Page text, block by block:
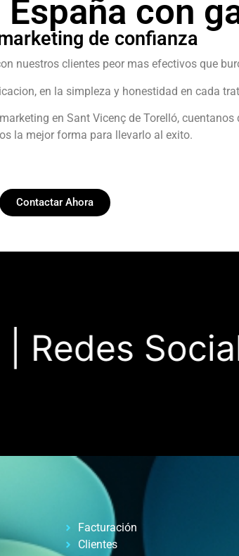
con
de confianza
nuestros clientes peor mas efectivos que
en la simpleza y honestidad en cada
en Sant Vicenç de Torelló, cuentanos
la mejor forma para llevarlo al exito.
Contactar Ahora
Facturación
Clientes